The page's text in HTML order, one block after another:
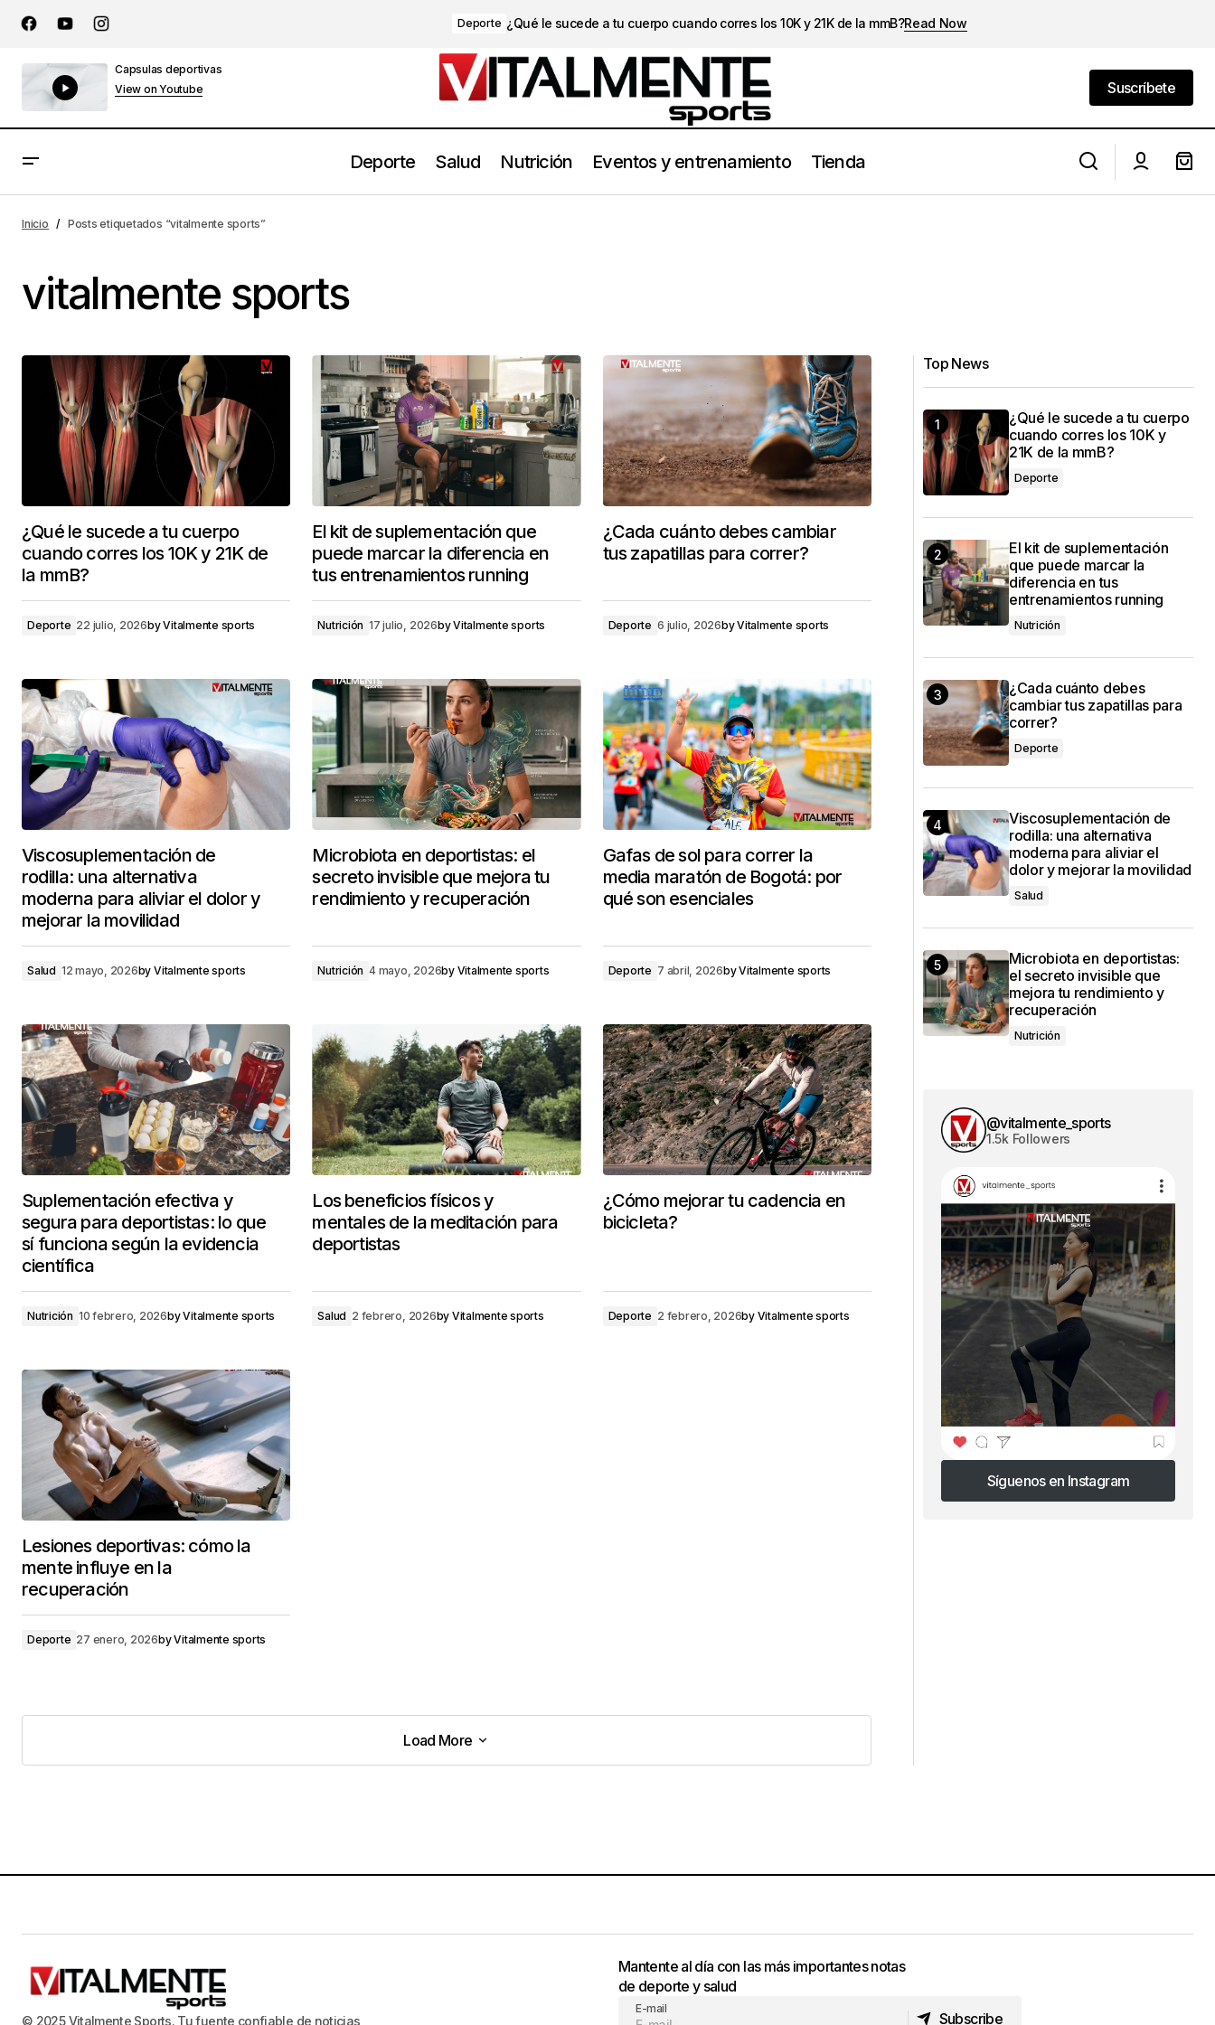
Deporte ¿Qué le sucede a tu cuerpo cuando corres los 10K y 21K de la mmB?Read Now
Capsulas deportivas
View on Youtube
Suscríbete
Deporte Salud Nutrición Eventos y entrenamiento Tienda
Inicio Posts etiquetados “vitalmente sports”
vitalmente sports
¿Qué le sucede a tu cuerpo
cuando corres los 10K y 21K de
la mmB?
Deporte 22 julio, 2026byVitalmente sports
El kit de suplementación que
puede marcar la diferencia en
tus entrenamientos running
Nutrición 17 julio, 2026byVitalmente sports
¿Cada cuánto debes cambiar
tus zapatillas para correr?
Deporte 6 julio, 2026byVitalmente sports
Viscosuplementación de
rodilla: una alternativa
moderna para aliviar el dolor y
mejorar la movilidad
Salud 12 mayo, 2026by Vitalmente sports
Microbiota en deportistas: el
secreto invisible que mejora tu
rendimiento y recuperación
Nutrición 4 mayo, 2026by Vitalmente sports
Gafas de sol para correr la
media maratón de Bogotá: por
qué son esenciales
Deporte 7 abril, 2026byVitalmente sports
Suplementación efectiva y
segura para deportistas: lo que
sí funciona según la evidencia
científica
Nutrición 10 febrero, 2026byVitalmente sports
Los beneficios físicos y
mentales de la meditación para
deportistas
Salud 2 febrero, 2026by Vitalmente sports
¿Cómo mejorar tu cadencia en
bicicleta?
Deporte 2 febrero, 2026by Vitalmente sports
Lesiones deportivas: cómo la
mente influye en la
recuperación
Deporte 27 enero, 2026byVitalmente sports
Load More
Load More
Top News
¿Qué le sucede a tu cuerpo
cuando corres los 10K y
21K de la mmB?
Deporte
El kit de suplementación
que puede marcar la
diferencia en tus
entrenamientos running
Nutrición
¿Cada cuánto debes
cambiar tus zapatillas para
correr?
Deporte
Viscosuplementación de
rodilla: una alternativa
moderna para aliviar el
dolor y mejorar la movilidad
Salud
Microbiota en deportistas:
el secreto invisible que
mejora tu rendimiento y
recuperación
Nutrición
@vitalmente_sports
1.5k Followers
Síguenos en Instagram
Síguenos en Instagram
© 2025 Vitalmente Sports. Tu fuente confiable de noticias
Mantente al día con las más importantes notas
de deporte y salud
E-mail
Subscribe